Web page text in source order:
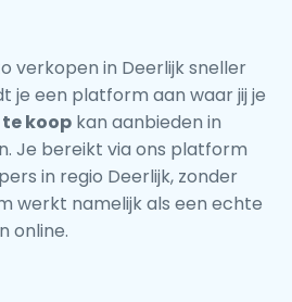
verkopen in Deerlijk sneller
je een platform aan waar jij je
koop kan aanbieden in
Je bereikt via ons platform
in regio Deerlijk, zonder
werkt namelijk als een echte
online.